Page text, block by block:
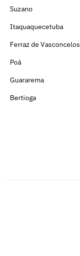
Suzano
Itaquaquecetuba
Ferraz de Vasconcelos
Poá
Guararema
Bertioga